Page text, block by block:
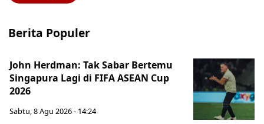
Berita Populer
John Herdman: Tak Sabar Bertemu
Singapura Lagi di FIFA ASEAN Cup
2026
Sabtu, 8 Agu 2026 - 14:24